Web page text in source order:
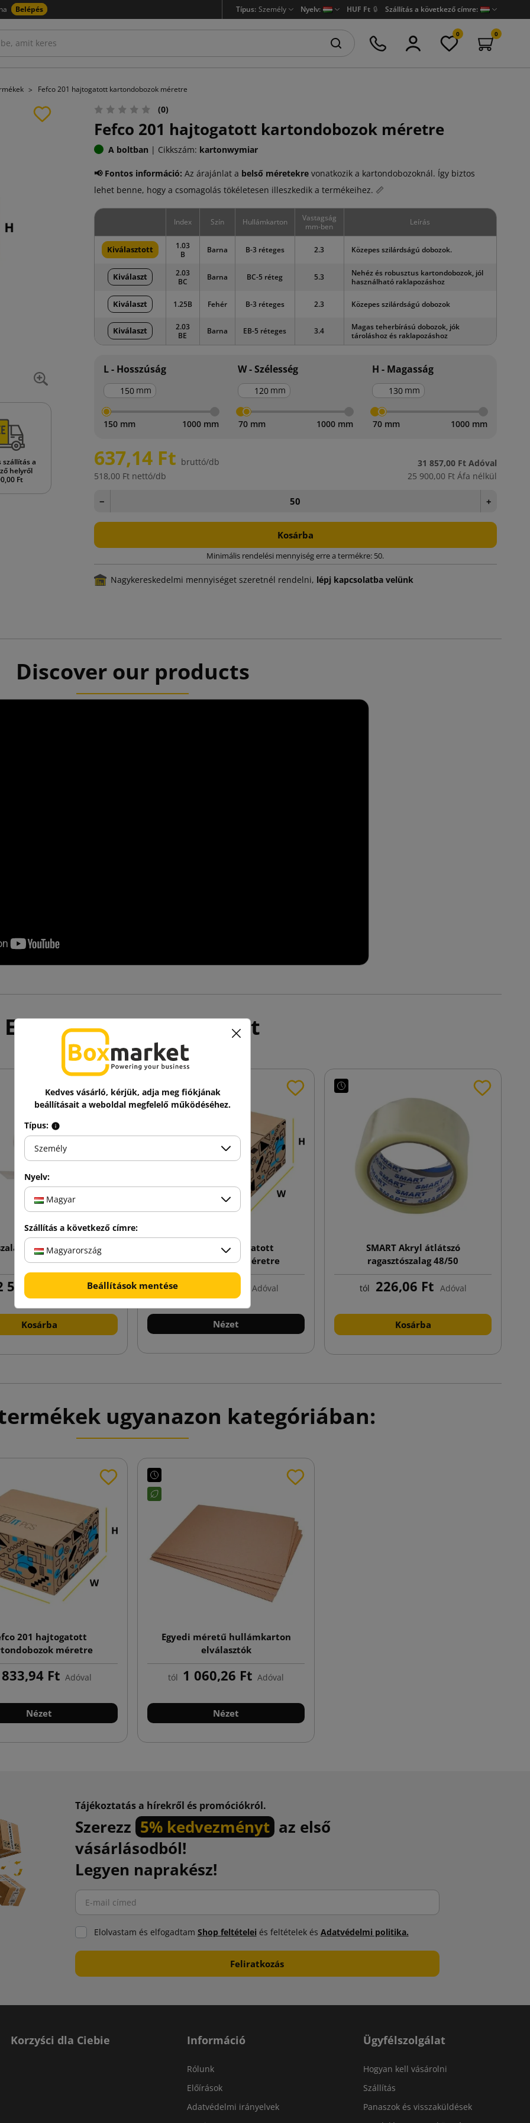
Belépés Típus: Személy Nyelv: HUF Ft 🔒 Szállítás a következő címre:
0 0
Fefco 201 hajtogatott kartondobozok méretre
szállítás a
helyről
Ft
(0)
Fefco 201 hajtogatott kartondobozok méretre
A boltban | Cikkszám: kartonwymiar
📢 Fontos információ: Az árajánlat a belső méretekrevonatkozik a kartondobozoknál. Így biztos
lehet benne, hogy a csomagolás tökéletesen illeszkedik a termékeihez. 📏
Index Szín Hullámkarton
Vastagság
mm-ben
Leírás
Kiválasztott
1.03
B
Barna B-3 réteges 2.3 Közepes szilárdságú dobozok.
Kiválaszt
2.03
BC
Barna BC-5 réteg 5.3
Nehéz és robusztus kartondobozok, jól
használható raklapozáshoz
Kiválaszt 1.25B Fehér B-3 réteges 2.3 Közepes szilárdságú dobozok
Kiválaszt
2.03
BE
Barna EB-5 réteges 3.4
Magas teherbírású dobozok, jók
tároláshoz és raklapozáshoz
L - Hosszúság
mm
150 mm 1000 mm
W - Szélesség
mm
70 mm 1000 mm
H - Magasság
mm
70 mm 1000 mm
637,14 Ft bruttó/db
518,00 Ft nettó/db
31 857,00 Ft Adóval
25 900,00 Ft Áfa nélkül
− +
Kosárba
Minimális rendelési mennyiség erre a termékre: 50.
Nagykereskedelmi mennyiséget szeretnél rendelni, lépj kapcsolatba velünk
Discover our products
Ez még talán érdekelhet
50mm-es
szalaghoz
510,79 Ft Adóval
Kosárba
Fefco 201 hajtogatott
kartondobozok méretre
nyomtatással
tól Adóval
Nézet
SMART Akryl átlátszó
ragasztószalag 48/50
tól 226,06 Ft Adóval
Kosárba
ugyanazon kategóriában:
201 hajtogatott
méretre
nyomtatással
833,94 Ft Adóval
Nézet
Egyedi méretű hullámkarton
elválasztók
tól 1 060,26 Ft Adóval
Nézet
Tájékoztatás a hírekről és promóciókról.
Szerezz 5% kedvezményt az első
vásárlásodból!
Legyen naprakész!
Elolvastam és elfogadtam Shop feltételei és feltételek és Adatvédelmi politika.
Korzyści dla Ciebie Információ
Rólunk
Előírások
Adatvédelmi irányelvek
Ügyfélszolgálat
Hogyan kell vásárolni
Szállítás
Panaszok és visszaküldések
Kedves vásárló, kérjük, adja meg fiókjának
beállításait a weboldal megfelelő működéséhez.
Típus:
Személy
Nyelv:
Magyar
Szállítás a következő címre:
Magyarország
Beállítások mentése